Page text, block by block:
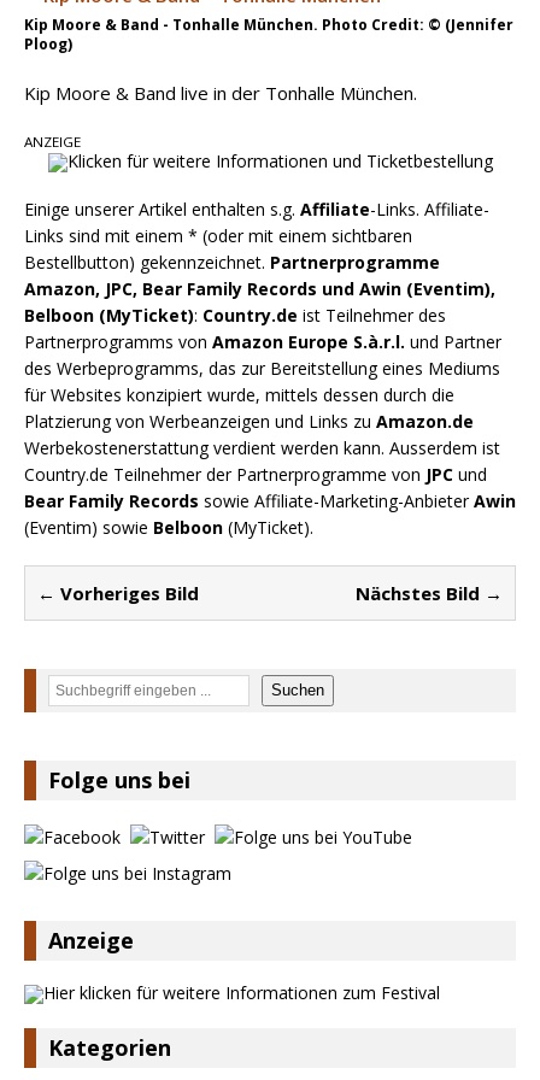
Chris Johnson & The Hollywood Hillbillies
Kip Moore & Band - Tonhalle München. Photo Credit: © (Jennifer
Ploog)
Kip Moore & Band live in der Tonhalle München.
ANZEIGE
Einige unserer Artikel enthalten s.g. Affiliate-Links. Affiliate-
Links sind mit einem * (oder mit einem sichtbaren
Bestellbutton) gekennzeichnet. Partnerprogramme
Amazon, JPC, Bear Family Records und Awin (Eventim),
Belboon (MyTicket): Country.de ist Teilnehmer des
Partnerprogramms von Amazon Europe S.à.r.l. und Partner
des Werbeprogramms, das zur Bereitstellung eines Mediums
für Websites konzipiert wurde, mittels dessen durch die
Platzierung von Werbeanzeigen und Links zu Amazon.de
Werbekostenerstattung verdient werden kann. Ausserdem ist
Country.de Teilnehmer der Partnerprogramme von JPC und
Bear Family Records sowie Affiliate-Marketing-AnbieterAwin
(Eventim) sowie Belboon (MyTicket).
← Vorheriges Bild Nächstes Bild →
Suchen Suchen
Folge uns bei
Anzeige
Kategorien